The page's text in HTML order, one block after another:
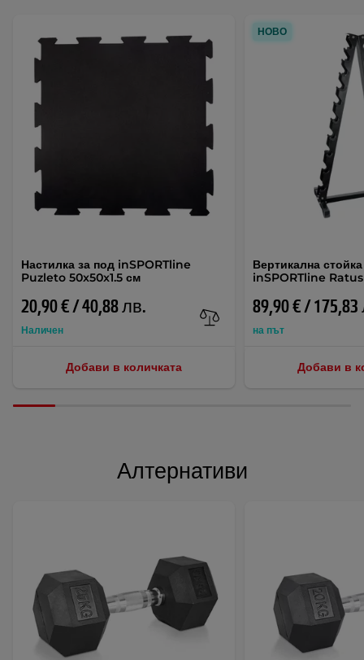
Настилка за под inSPORTline
Puzleto 50x50x1.5 см
20,90 € / 40,88 лв.
Наличен
Добави в количката
Вертикална
inSPORTline Ratus
89,90 € /
на път
НОВО
Добави в
Алтернативи